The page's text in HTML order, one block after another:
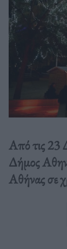
Από τις 23
Δήμος
Αθήνας σε